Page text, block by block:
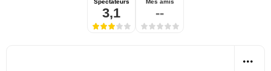
Spectateurs
3,1
Mes amis
--